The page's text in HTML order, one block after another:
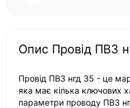
Опис Провід ПВ3
Провід ПВ3 нгд 35 - це
яка має кілька ключових
параметри проводу ПВ3